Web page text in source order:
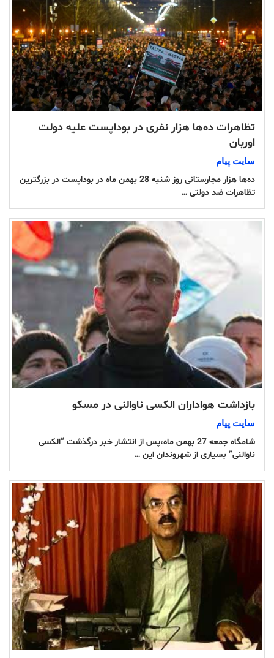
تظاهرات ده‌ها هزار نفری در بوداپست علیه دولت
اوربان
سایت پیام
ده‌ها هزار مجارستانی روز شنبه 28 بهمن ماه در بوداپست در بزرگترین
تظاهرات ضد دولتی …
بازداشت هواداران الکسی ناوالنی در مسکو
سایت پیام
شامگاه جمعه 27 بهمن ماه،پس از انتشار خبر درگذشت “الکسی
ناوالنی” بسیاری از شهروندان این …